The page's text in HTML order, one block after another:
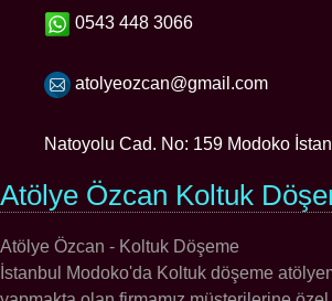
0543 448 3066
atolyeozcan@gmail.com
Natoyolu Cad. No: 159 Modoko
Atölye Özcan Koltuk
Atölye Özcan - Koltuk Döşeme
İstanbul Modoko'da Koltuk döşeme